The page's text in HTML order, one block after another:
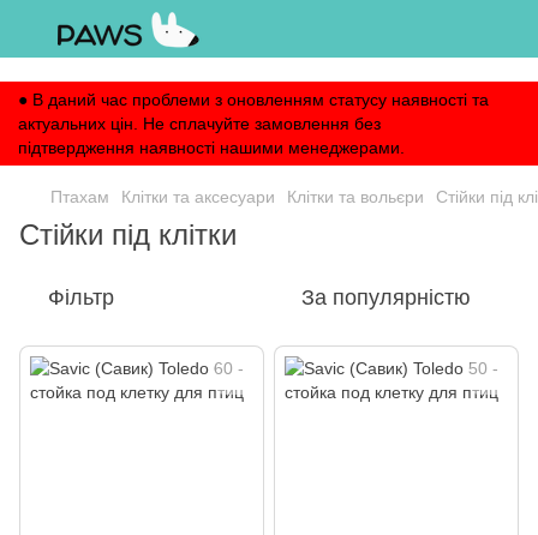
● В даний час проблеми з оновленням статусу наявності та
актуальних цін. Не сплачуйте замовлення без
підтвердження наявності нашими менеджерами.
Птахам Клітки та аксесуари Клітки та вольєри Стійки під
Стійки під клітки
Фільтр За популярністю